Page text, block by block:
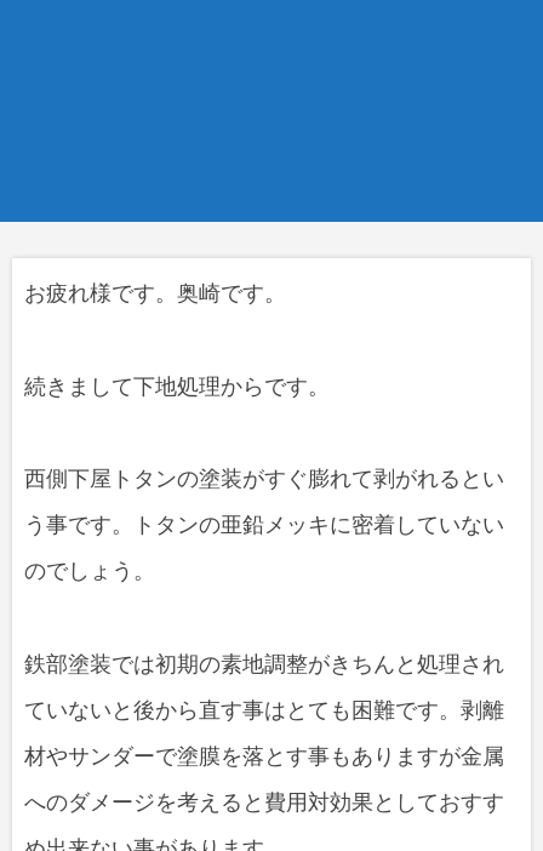
お疲れ様です。奥崎です。
続きまして下地処理からです。
西側下屋トタンの塗装がすぐ膨れて剥がれるとい
う事です。トタンの亜鉛メッキに密着していない
のでしょう。
鉄部塗装では初期の素地調整がきちんと処理され
ていないと後から直す事はとても困難です。剥離
材やサンダーで塗膜を落とす事もありますが金属
へのダメージを考えると費用対効果としておすす